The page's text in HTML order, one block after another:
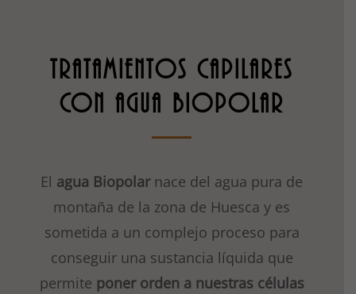
TRATAMIENTOS CAPILARES
CON AGUA BIOPOLAR
El agua Biopolarnace del agua pura de
montaña de la zona de Huesca y es
sometida a un complejo proceso para
conseguir una sustancia líquida que
permite poner orden a nuestras células